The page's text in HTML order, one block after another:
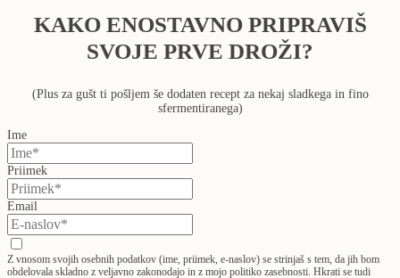
KAKO ENOSTAVNO PRIPRAVIŠ
SVOJE PRVE DROŽI?
(Plus za gušt ti pošljem še dodaten recept za nekaj sladkega in fino
sfermentiranega)
Ime
Priimek
Email
Z vnosom svojih osebnih podatkov (ime, priimek, e-naslov) se strinjaš s tem, da jih bom
obdelovala skladno z veljavno zakonodajo in z mojo politiko zasebnosti. Hkrati se tudi